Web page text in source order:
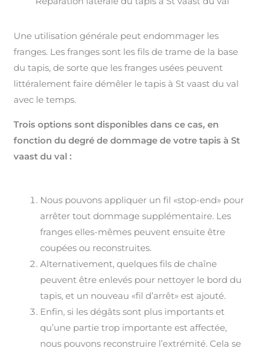
Une utilisation générale peut endommager les
franges. Les franges sont les fils de trame de la base
du tapis, de sorte que les franges usées peuvent
littéralement faire démêler le tapis à St vaast du val
avec le temps.
Trois options sont disponibles dans ce cas, en
fonction du degré de dommage de votre tapis à St
vaast du val :
Nous pouvons appliquer un fil «stop-end» pour
arrêter tout dommage supplémentaire. Les
franges elles-mêmes peuvent ensuite être
coupées ou reconstruites.
Alternativement, quelques fils de chaîne
peuvent être enlevés pour nettoyer le bord du
tapis, et un nouveau «fil d’arrêt» est ajouté.
Enfin, si les dégâts sont plus importants et
qu’une partie trop importante est affectée,
nous pouvons reconstruire l’extrémité. Cela se